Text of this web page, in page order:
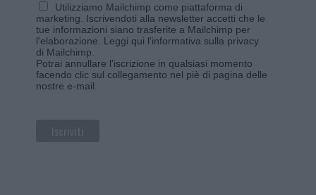
Utilizziamo Mailchimp come piattaforma di
marketing. Iscrivendoti alla newsletter accetti che le
tue informazioni siano trasferite a Mailchimp per
l'elaborazione. Leggi qui l'informativa sulla privacy
di Mailchimp
Potrai annullare l'iscrizione in qualsiasi momento
facendo clic sul collegamento nel piè di pagina delle
nostre e-mail.